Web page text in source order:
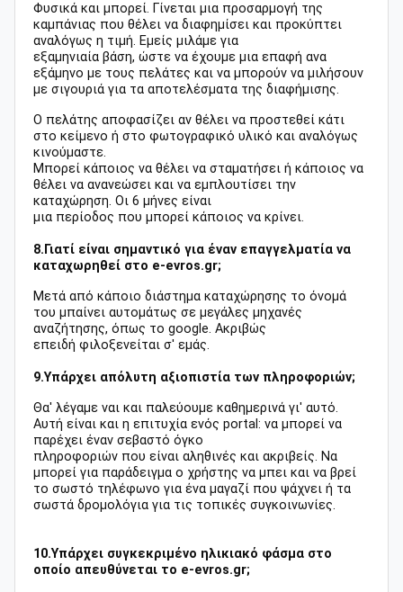
Φυσικά και μπορεί. Γίνεται μια προσαρμογή της
καμπάνιας που θέλει να διαφημίσει και προκύπτει
αναλόγως η τιμή. Εμείς μιλάμε για
εξαμηνιαία βάση, ώστε να έχουμε μια επαφή ανα
εξάμηνο με τους πελάτες και να μπορούν να μιλήσουν
με σιγουριά για τα αποτελέσματα της διαφήμισης.
Ο πελάτης αποφασίζει αν θέλει να προστεθεί κάτι
στο κείμενο ή στο φωτογραφικό υλικό και αναλόγως
κινούμαστε.
Μπορεί κάποιος να θέλει να σταματήσει ή κάποιος να
θέλει να ανανεώσει και να εμπλουτίσει την
καταχώρηση. Οι 6 μήνες είναι
μια περίοδος που μπορεί κάποιος να κρίνει.
8.Γιατί είναι σημαντικό για έναν επαγγελματία να
καταχωρηθεί στο e-evros.gr;
Μετά από κάποιο διάστημα καταχώρησης το όνομά
του μπαίνει αυτομάτως σε μεγάλες μηχανές
αναζήτησης, όπως το google. Ακριβώς
επειδή φιλοξενείται σ' εμάς.
9.Υπάρχει απόλυτη αξιοπιστία των πληροφοριών;
Θα' λέγαμε ναι και παλεύουμε καθημερινά γι' αυτό.
Αυτή είναι και η επιτυχία ενός portal: να μπορεί να
παρέχει έναν σεβαστό όγκο
πληροφοριών που είναι αληθινές και ακριβείς. Να
μπορεί για παράδειγμα ο χρήστης να μπει και να βρεί
το σωστό τηλέφωνο για ένα μαγαζί που ψάχνει ή τα
σωστά δρομολόγια για τις τοπικές συγκοινωνίες.
10.Υπάρχει συγκεκριμένο ηλικιακό φάσμα στο
οποίο απευθύνεται το e-evros.gr;